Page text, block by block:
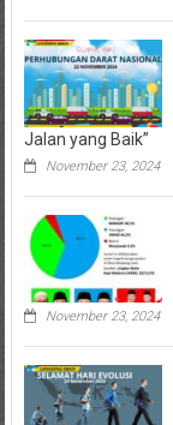
Jalan yang Baik”
November 23, 2024
November 23, 2024